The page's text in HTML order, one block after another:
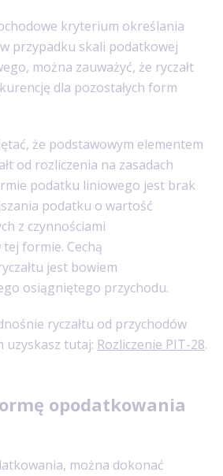
kryterium określania
przypadku skali podatkowej
można zauważyć, że ryczałt
dla pozostałych form
że podstawowym elementem
od rozliczenia na zasadach
podatku liniowego jest brak
podatku o wartość
z czynnościami
formie. Cechą
jest bowiem
osiągniętego przychodu.
ryczałtu od przychodów
uzyskasz tutaj: Rozliczenie PIT-28.
opodatkowania
można dokonać